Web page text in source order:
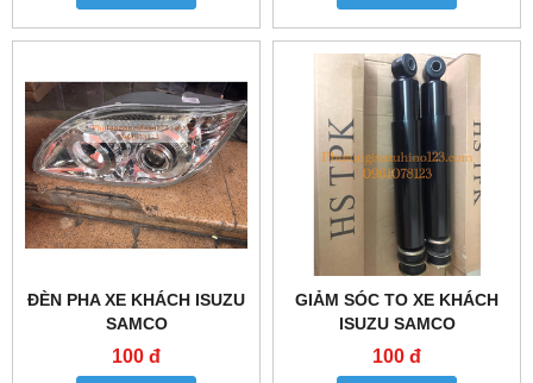
ĐÈN PHA XE KHÁCH ISUZU
SAMCO
100 đ
GIẢM SÓC TO XE KHÁCH
ISUZU SAMCO
100 đ